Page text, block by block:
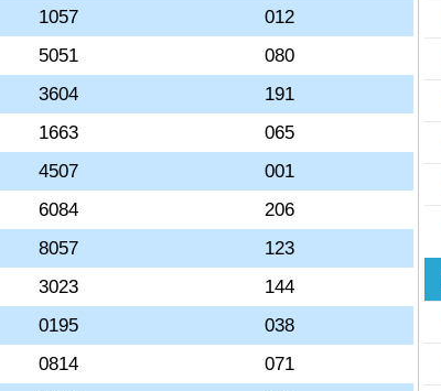
1057
012
5051
080
3604
191
1663
065
4507
001
6084
206
8057
123
3023
144
0195
038
0814
071